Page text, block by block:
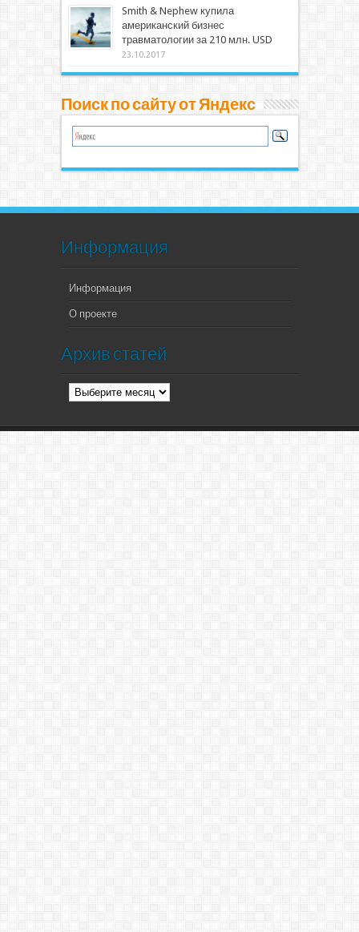
Smith & Nephew купила
американский бизнес
травматологии за 210 млн. USD
23.10.2017
Поиск по сайту от Яндекс
Информация
Информация
О проекте
Архив статей
Архив
статей